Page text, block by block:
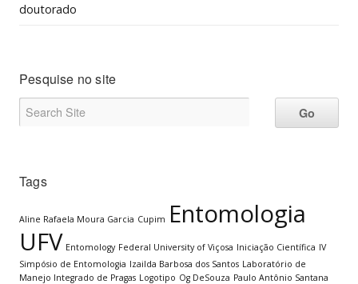
doutorado
Pesquise no site
Tags
Aline Rafaela Moura Garcia Cupim Entomologia
UFV Entomology Federal University of Viçosa Iniciação Científica IV
Simpósio de Entomologia Izailda Barbosa dos Santos Laboratório de
Manejo Integrado de Pragas Logotipo Og DeSouza Paulo Antônio Santana